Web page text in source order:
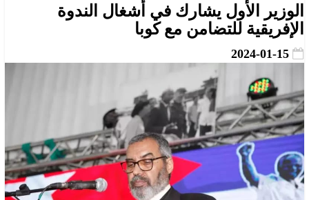
الوزير الأول يشارك في أشغال الندوة
الإفريقية للتضامن مع كوبا
2024-01-15